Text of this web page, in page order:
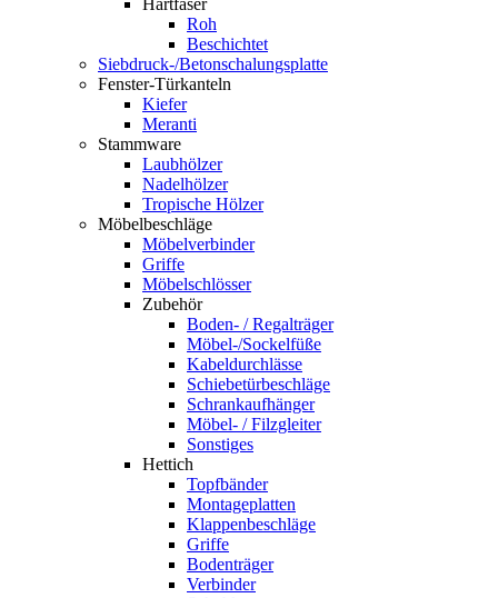
Hartfaser
Roh
Beschichtet
Siebdruck-/Betonschalungsplatte
Fenster-Türkanteln
Kiefer
Meranti
Stammware
Laubhölzer
Nadelhölzer
Tropische Hölzer
Möbelbeschläge
Möbelverbinder
Griffe
Möbelschlösser
Zubehör
Boden- / Regalträger
Möbel-/Sockelfüße
Kabeldurchlässe
Schiebetürbeschläge
Schrankaufhänger
Möbel- / Filzgleiter
Sonstiges
Hettich
Topfbänder
Montageplatten
Klappenbeschläge
Griffe
Bodenträger
Verbinder